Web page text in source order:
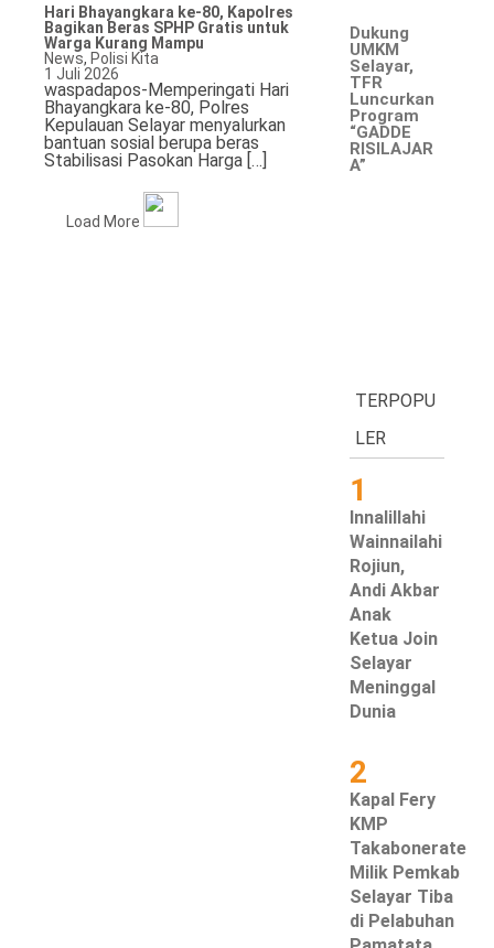
‎Dukung
UMKM
Selayar,
TFR
Luncurkan
Program
“GADDE
RISILAJAR
A”
Hari Bhayangkara ke-80, Kapolres
Bagikan Beras SPHP Gratis untuk
Warga Kurang Mampu
News, Polisi Kita
1 Juli 2026
waspadapos-Memperingati Hari
Bhayangkara ke-80, Polres
Kepulauan Selayar menyalurkan
bantuan sosial berupa beras
Stabilisasi Pasokan Harga […]
Load More
TERPOPU
LER
1
Innalillahi
Wainnailahi
Rojiun,
Andi Akbar
Anak
Ketua Join
Selayar
Meninggal
Dunia
2
Kapal Fery
KMP
Takabonerate
Milik Pemkab
Selayar Tiba
di Pelabuhan